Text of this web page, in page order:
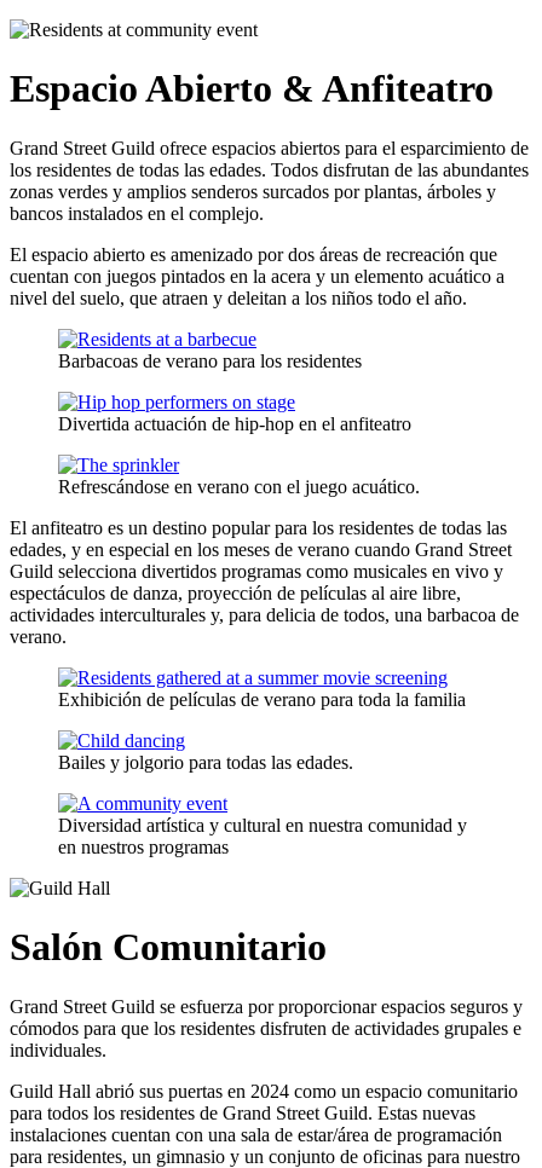
Espacio Abierto & Anfiteatro
Grand Street Guild ofrece espacios abiertos para el esparcimiento de
los residentes de todas las edades. Todos disfrutan de las abundantes
zonas verdes y amplios senderos surcados por plantas, árboles y
bancos instalados en el complejo.
El espacio abierto es amenizado por dos áreas de recreación que
cuentan con juegos pintados en la acera y un elemento acuático a
nivel del suelo, que atraen y deleitan a los niños todo el año.
Barbacoas de verano para los residentes
Divertida actuación de hip-hop en el anfiteatro
Refrescándose en verano con el juego acuático.
El anfiteatro es un destino popular para los residentes de todas las
edades, y en especial en los meses de verano cuando Grand Street
Guild selecciona divertidos programas como musicales en vivo y
espectáculos de danza, proyección de películas al aire libre,
actividades interculturales y, para delicia de todos, una barbacoa de
verano.
Exhibición de películas de verano para toda la familia
Bailes y jolgorio para todas las edades.
Diversidad artística y cultural en nuestra comunidad y
en nuestros programas
Salón Comunitario
Grand Street Guild se esfuerza por proporcionar espacios seguros y
cómodos para que los residentes disfruten de actividades grupales e
individuales.
Guild Hall abrió sus puertas en 2024 como un espacio comunitario
para todos los residentes de Grand Street Guild. Estas nuevas
instalaciones cuentan con una sala de estar/área de programación
para residentes, un gimnasio y un conjunto de oficinas para nuestro